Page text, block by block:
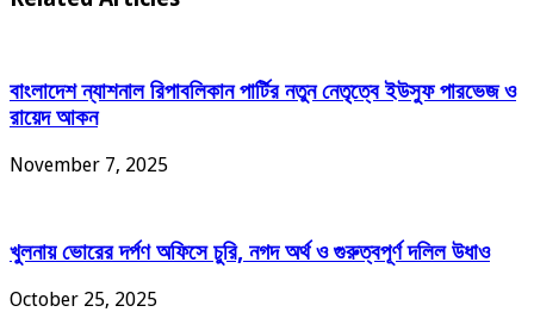
বাংলাদেশ ন্যাশনাল রিপাবলিকান পার্টির নতুন নেতৃত্বে ইউসুফ পারভেজ ও
রায়েদ আকন
November 7, 2025
খুলনায় ভোরের দর্পণ অফিসে চুরি, নগদ অর্থ ও গুরুত্বপূর্ণ দলিল উধাও
October 25, 2025